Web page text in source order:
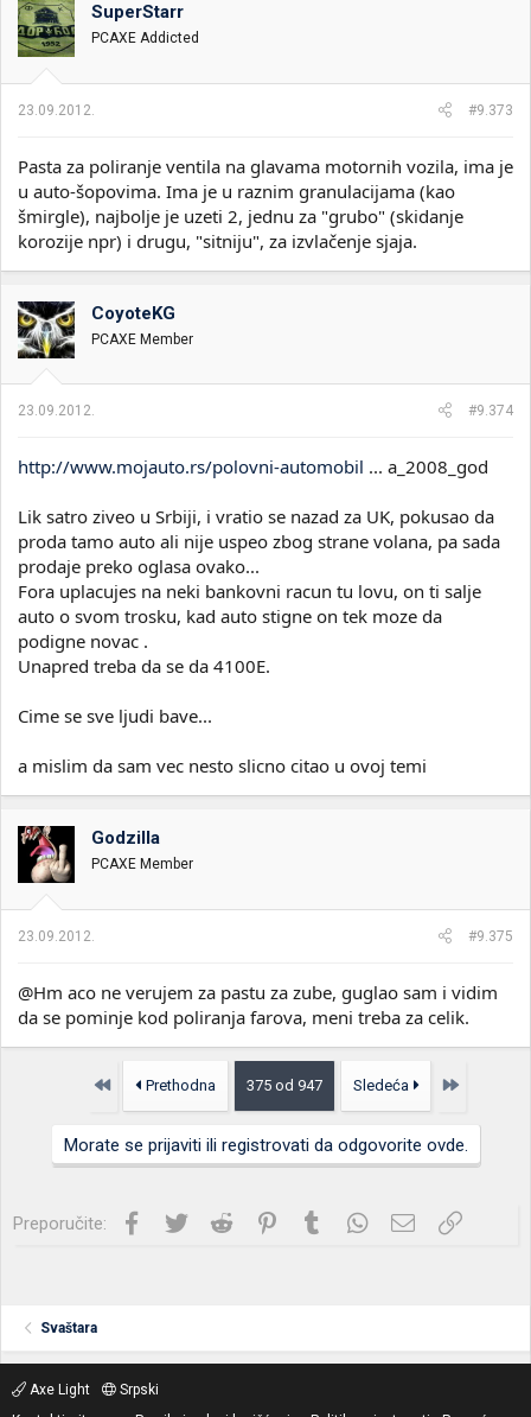
SuperStarr
PCAXE Addicted
23.09.2012. #9.373
Pasta za poliranje ventila na glavama motornih vozila, ima je
u auto-šopovima. Ima je u raznim granulacijama (kao
šmirgle), najbolje je uzeti 2, jednu za "grubo" (skidanje
korozije npr) i drugu, "sitniju", za izvlačenje sjaja.
CoyoteKG
PCAXE Member
23.09.2012. #9.374
http://www.mojauto.rs/polovni-automobil ... a_2008_god
Lik satro ziveo u Srbiji, i vratio se nazad za UK, pokusao da
proda tamo auto ali nije uspeo zbog strane volana, pa sada
prodaje preko oglasa ovako...
Fora uplacujes na neki bankovni racun tu lovu, on ti salje
auto o svom trosku, kad auto stigne on tek moze da
podigne novac .
Unapred treba da se da 4100E.
Cime se sve ljudi bave...
a mislim da sam vec nesto slicno citao u ovoj temi
Godzilla
PCAXE Member
23.09.2012. #9.375
@Hm aco ne verujem za pastu za zube, guglao sam i vidim
da se pominje kod poliranja farova, meni treba za celik.
Prvo Prethodna 375 od 947 Sledeća Poslednja
Morate se prijaviti ili registrovati da odgovorite ovde.
Preporučite: Facebook
Twitter Reddit PinterestTumblrWhatsApp
Imejl Link
Svaštara
Axe Light
Srpski